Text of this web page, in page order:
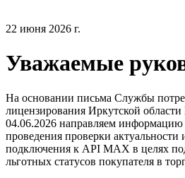
22 июня 2026 г.
Уважаемые
На основании письма Службы
лицензирования Иркутской
04.06.2026 направляем информацию
проведения проверки актуальности
подключения к API MAX в целях
льготных статусов покупателя в